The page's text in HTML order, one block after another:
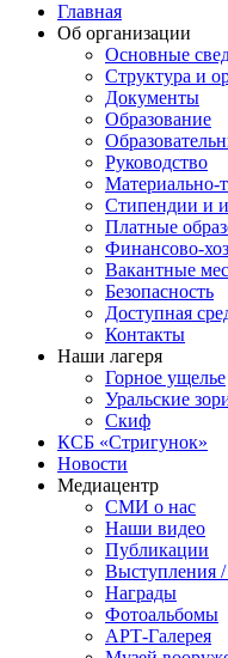
Главная
Об организации
Основные
Структура и
Документы
Образование
Руководство
Материально-
Стипендии и
Платные
Финансово-
Вакантные
Безопасность
Доступная
Контакты
Наши лагеря
Горное ущелье
Уральские
Скиф
КСБ «Стригунок»
Новости
Медиацентр
СМИ о нас
Наши видео
Публикации
Выступления
Награды
Фотоальбомы
АРТ-Галерея